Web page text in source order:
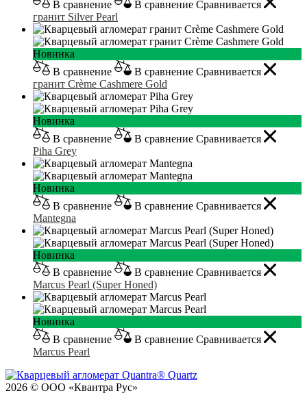
В сравнение
В сравнение Сравнивается
гранит Silver Pearl
Новинка
В сравнение
В сравнение Сравнивается
гранит Crème Cashmere Gold
Новинка
В сравнение
В сравнение Сравнивается
Piha Grey
Новинка
В сравнение
В сравнение Сравнивается
Mantegna
Новинка
В сравнение
В сравнение Сравнивается
Marcus Pearl (Super Honed)
Новинка
В сравнение
В сравнение Сравнивается
Marcus Pearl
2026 © ООО «Квантра Рус»